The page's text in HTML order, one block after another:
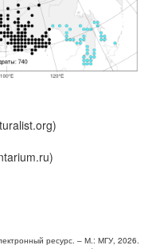
ресурс. – М.: МГУ, 2026.